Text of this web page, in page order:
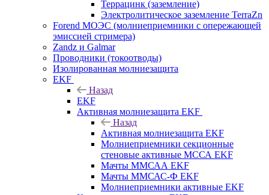
Террацинк (заземление)
Электролитическое заземление TerraZn
Forend МОЭС (молниеприемники с опережающей
эмиссией стримера)
Zandz и Galmar
Проводники (токоотводы)
Изолированная молниезащита
EKF
Назад
EKF
Активная молниезащита EKF
Назад
Активная молниезащита EKF
Молниеприемники секционные
стеновые активные МССА EKF
Мачты ММСАА EKF
Мачты ММСАС-Ф EKF
Молниеприемники активные EKF